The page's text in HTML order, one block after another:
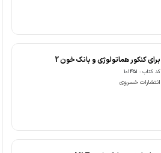
برای کنکور هماتولوژی و بانک خون 2
کد کتاب : 101451
انتشارات خسروی